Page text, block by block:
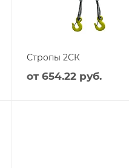
Стропы 2СК
от 654.22 руб.